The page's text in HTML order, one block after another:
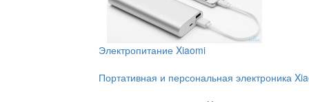
Электропитание Xiaomi
Портативная и персональная электроника